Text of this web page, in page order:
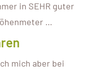
in SEHR guter
…
mich aber bei